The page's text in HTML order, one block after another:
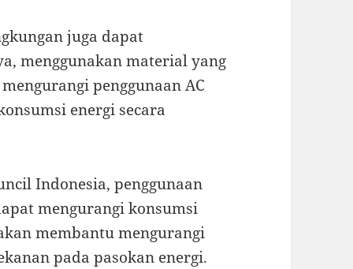
juga dapat
menggunakan material yang
penggunaan AC
energi secara
Indonesia, penggunaan
mengurangi konsumsi
membantu mengurangi
pada pasokan energi.